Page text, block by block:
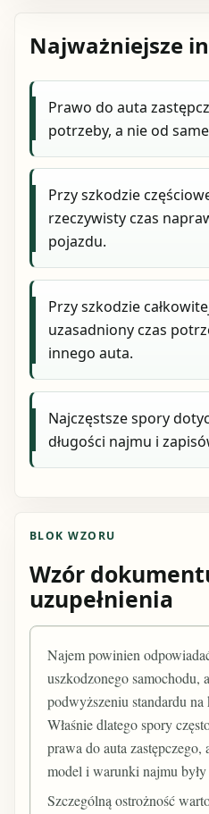
Najważniejsze
Prawo do auta
potrzeby, a nie od
Przy szkodzie
rzeczywisty czas
pojazdu.
Przy szkodzie
uzasadniony czas
innego auta.
Najczęstsze spory
długości najmu i
BLOK WZORU
Wzór
uzupełnienia
Najem powinien
uszkodzonego samochodu,
podwyższeniu standardu
Właśnie dlatego spory
prawa do auta
model i warunki najmu były
Szczególną ostrożność